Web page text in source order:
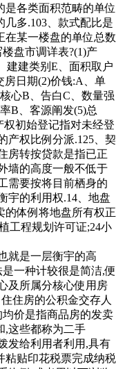
是各类面积范畴的单位
多.103、款式配比是
在某一楼盘的单位总数
盘市调详表?(1)产
建建类别E、面积取户
房日期(2)价钱:A、单
心B、告白C、数量强
B、客源阐发(5)总
初始登记指对未经登
产权比例分派.125、契
房转按贷款是指已正
墙的高度一般不低于
需要按将目前栖身的
宇的利用权.14、地盘
的体例将地盘所有权正
工程规划许可证;24小
是一层衡宇的高
一种计较很是简洁,便
及所属分核心使用房
住房的公积金交存人
价是指商品房的发卖
,这些都称为二手
发给利用者利用,具有
粘贴印花税票完成纳税